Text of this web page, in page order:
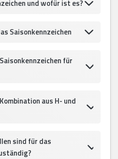
und wofür ist es?
Saisonkennzeichen
für
aus H- und
sind für das